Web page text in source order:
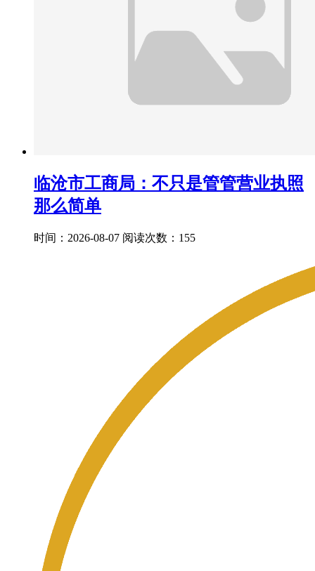
临沧市工商局：不只是管管营业执照
那么简单
时间：2026-08-07 阅读次数：155